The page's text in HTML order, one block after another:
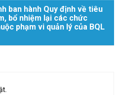
ban hành Quy định về tiêu
bổ nhiệm lại các chức
phạm vi quản lý của BQL